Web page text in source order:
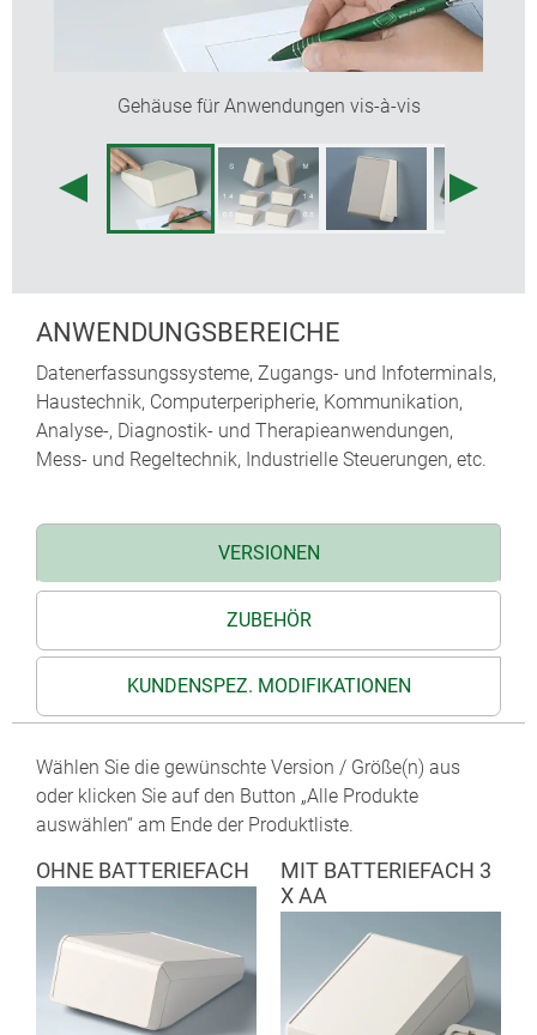
Gehäuse für Anwendungen vis-à-vis
ANWENDUNGSBEREICHE
Datenerfassungssysteme, Zugangs- und Infoterminals,
Haustechnik, Computerperipherie, Kommunikation,
Analyse-, Diagnostik- und Therapieanwendungen,
Mess- und Regeltechnik, Industrielle Steuerungen, etc.
VERSIONEN
ZUBEHÖR
KUNDENSPEZ. MODIFIKATIONEN
Wählen Sie die gewünschte Version / Größe(n) aus
oder klicken Sie auf den Button „Alle Produkte
auswählen“ am Ende der Produktliste.
OHNE BATTERIEFACH
MIT BATTERIEFACH 3
X AA